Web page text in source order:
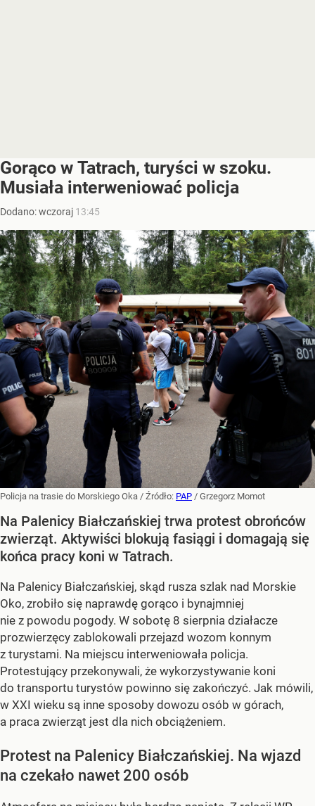
Gorąco w Tatrach, turyści w szoku.
Musiała interweniować policja
Dodano:wczoraj 13:45
Policja na trasie do Morskiego Oka / Źródło: PAP / Grzegorz Momot
Na Palenicy Białczańskiej trwa protest obrońców
zwierząt. Aktywiści blokują fasiągi i domagają się
końca pracy koni w Tatrach.
Na Palenicy Białczańskiej, skąd rusza szlak nad Morskie
Oko, zrobiło się naprawdę gorąco i bynajmniej
nie z powodu pogody. W sobotę 8 sierpnia działacze
prozwierzęcy zablokowali przejazd wozom konnym
z turystami. Na miejscu interweniowała policja.
Protestujący przekonywali, że wykorzystywanie koni
do transportu turystów powinno się zakończyć. Jak mówili,
w XXI wieku są inne sposoby dowozu osób w górach,
a praca zwierząt jest dla nich obciążeniem.
Protest na Palenicy Białczańskiej. Na wjazd
na czekało nawet 200 osób